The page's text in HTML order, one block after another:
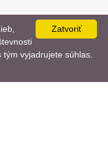
📨
Zatvoriť
vyjadrujete súhlas.